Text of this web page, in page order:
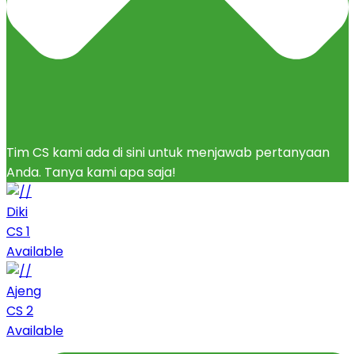
Tim CS kami ada di sini untuk menjawab pertanyaan
Anda. Tanya kami apa saja!
Diki
CS 1
Available
Ajeng
CS 2
Available